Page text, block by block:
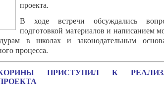
проекта.
В ходе встречи обсуждались
подготовкой материалов и написанием
в школах и законодательным
процесса.
ПРИСТУПИЛ К